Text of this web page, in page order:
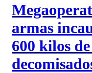
armas
600 kilos